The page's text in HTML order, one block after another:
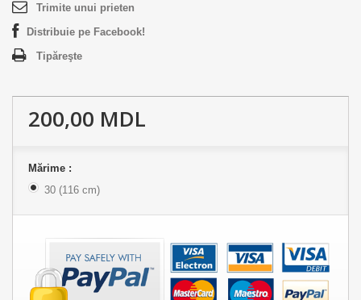
Trimite unui prieten
Distribuie pe Facebook!
Tipăreşte
200,00 MDL
Mărime :
30 (116 cm)